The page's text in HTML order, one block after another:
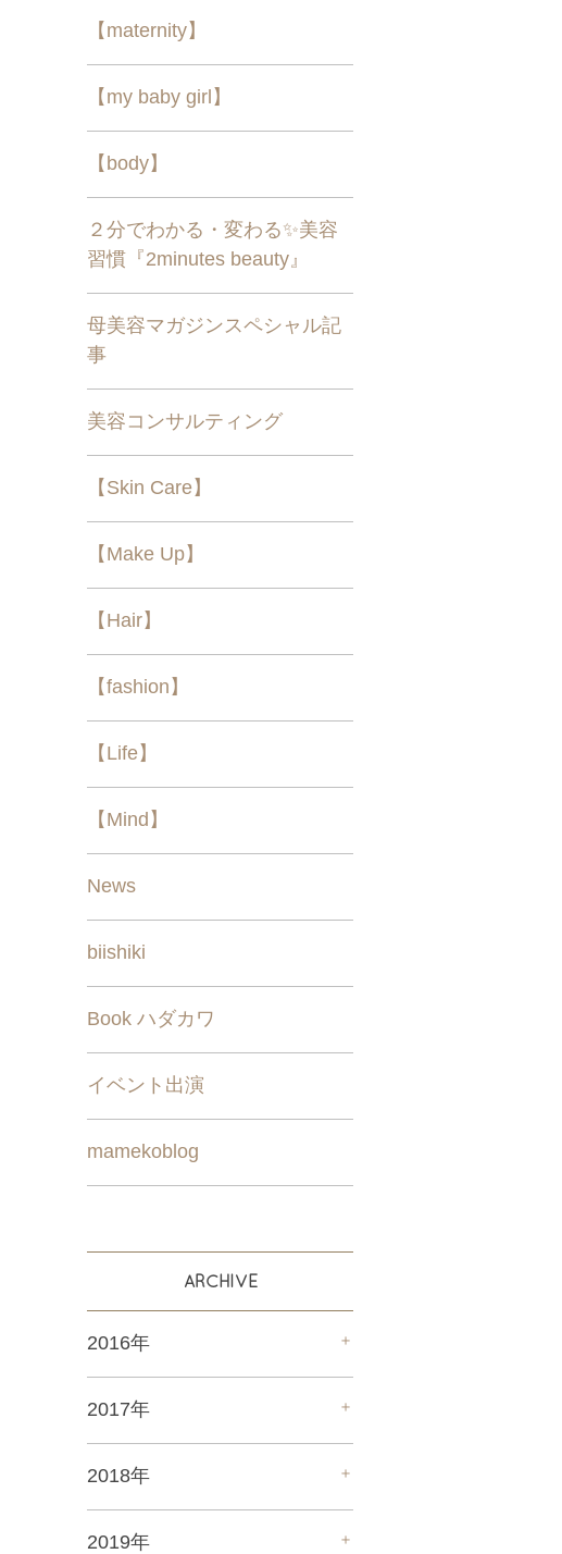
【maternity】
【my baby girl】
【body】
２分でわかる・変わる✨美容
習慣『2minutes beauty』
母美容マガジンスペシャル記
事
美容コンサルティング
【Skin Care】
【Make Up】
【Hair】
【fashion】
【Life】
【Mind】
News
biishiki
Book ハダカワ
イベント出演
mamekoblog
ARCHIVE
2016年 ＋
2017年 ＋
2018年 ＋
2019年 ＋